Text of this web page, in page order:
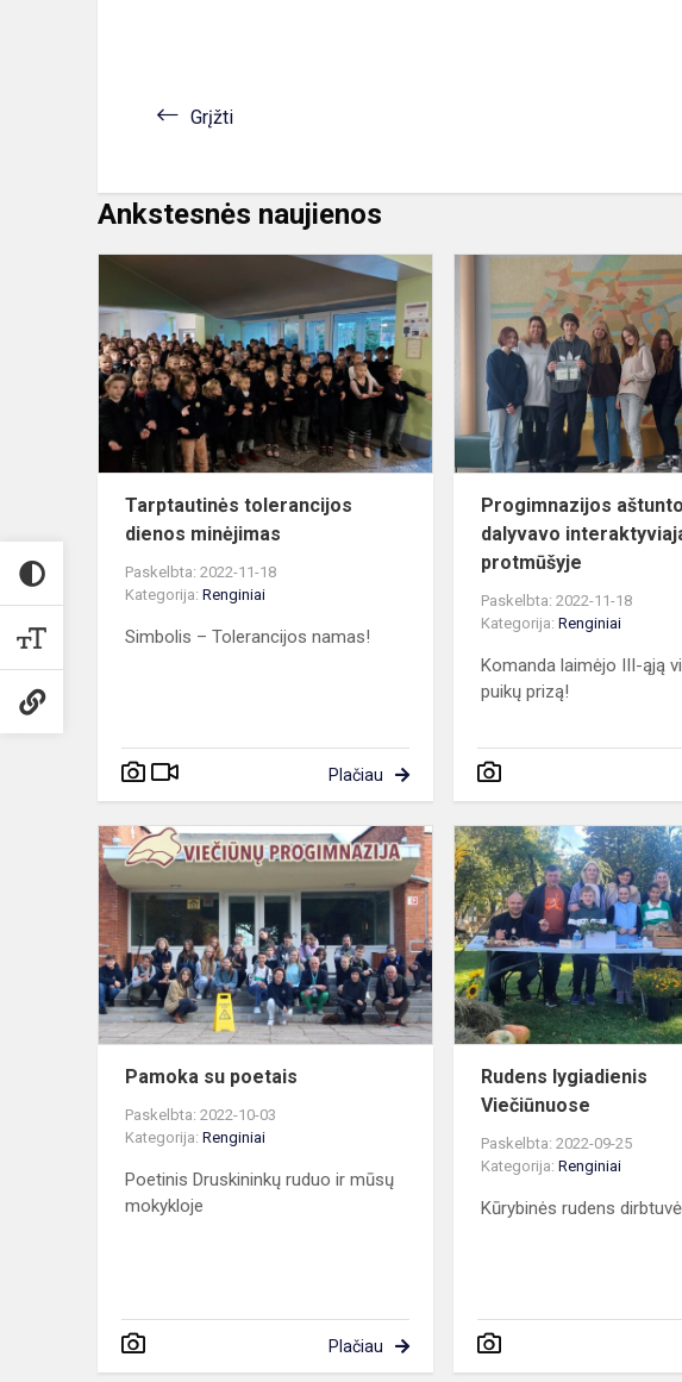
Grįžti
Ankstesnės naujienos
minėjimas
Tarptautinės tolerancijos
dienos minėjimas
Paskelbta: 2022-11-18
Kategorija: Renginiai
Simbolis – Tolerancijos namas!
Plačiau
Progimnazijos
dalyvavo
protmūšyje
Paskelbta: 2022-11-18
Kategorija:Renginiai
Komanda laimėjo III-ąją
puikų prizą!
Pamoka
su
poetais
Pamoka su poetais
Paskelbta: 2022-10-03
Kategorija: Renginiai
Poetinis Druskininkų ruduo ir mūsų
mokykloje
Plačiau
Rudens lygiadienis
Viečiūnuose
Paskelbta: 2022-09-25
Kategorija:Renginiai
Kūrybinės rudens